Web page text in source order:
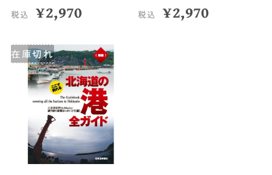
税込 ¥2,970 税込 ¥2,970
在庫切れ